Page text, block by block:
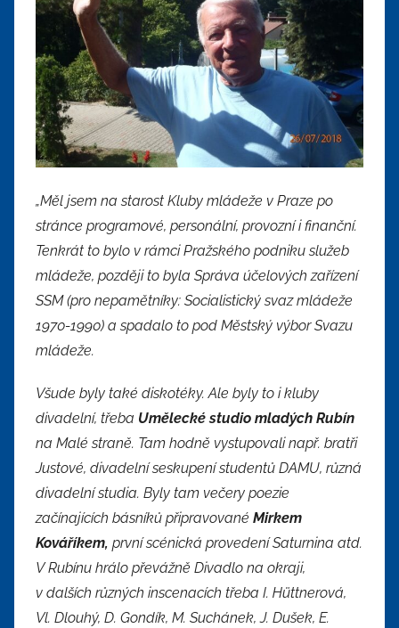
„Měl jsem na starost Kluby mládeže v Praze po
stránce programové, personální, provozní i finanční.
Tenkrát to bylo v rámci Pražského podniku služeb
mládeže, později to byla Správa účelových zařízení
SSM (pro nepamětníky: Socialistický svaz mládeže
1970-1990) a spadalo to pod Městský výbor Svazu
mládeže.
Všude byly také diskotéky. Ale byly to i kluby
divadelní, třeba Umělecké studio mladých Rubín
na Malé straně. Tam hodně vystupovali např. bratři
Justové, divadelní seskupení studentů DAMU, různá
divadelní studia. Byly tam večery poezie
začínajících básníků připravované Mirkem
Kováříkem, první scénická provedení Saturnina atd.
V Rubínu hrálo převážně Divadlo na okraji,
v dalších různých inscenacích třeba I. Hüttnerová,
Vl. Dlouhý, D. Gondík, M. Suchánek, J. Dušek, E.